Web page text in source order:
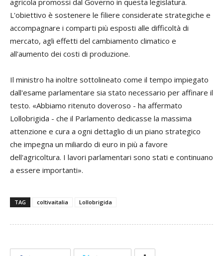
agricola promossi dal Governo in questa legislatura.
L'obiettivo è sostenere le filiere considerate strategiche e
accompagnare i comparti più esposti alle difficoltà di
mercato, agli effetti del cambiamento climatico e
all'aumento dei costi di produzione.
Il ministro ha inoltre sottolineato come il tempo impiegato
dall'esame parlamentare sia stato necessario per affinare il
testo. «Abbiamo ritenuto doveroso - ha affermato
Lollobrigida - che il Parlamento dedicasse la massima
attenzione e cura a ogni dettaglio di un piano strategico
che impegna un miliardo di euro in più a favore
dell'agricoltura. I lavori parlamentari sono stati e continuano
a essere importanti».
TAG coltivaitalia Lollobrigida